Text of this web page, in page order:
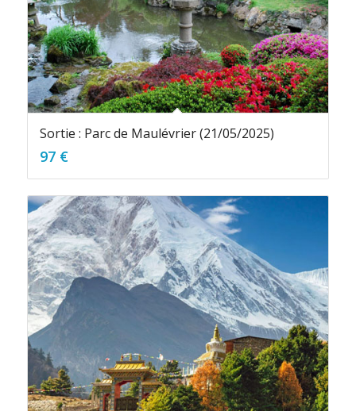
Sortie : Parc de Maulévrier (21/05/2025)
97 €